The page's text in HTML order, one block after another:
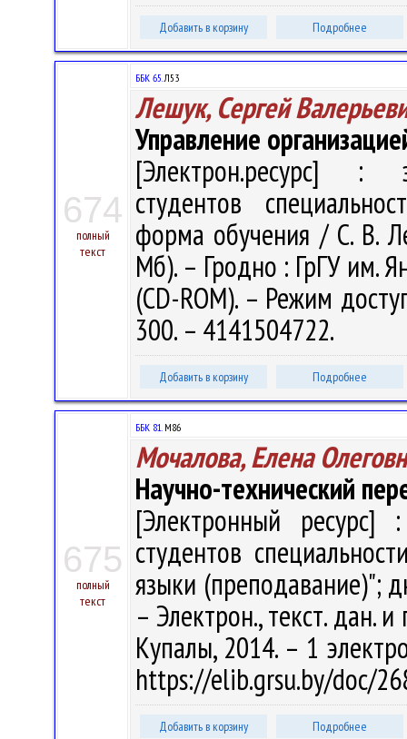
Добавить в корзину Подробнее
674
полный
текст
ББК 65.Л53
Лешук, Сергей
Управление
[Электрон.ресурс] :
студентов
форма обучения / С. В.
Мб). – Гродно : ГрГУ им.
(CD-ROM). – Режим
300. – 4141504722.
Добавить в корзину Подробнее
675
полный
текст
ББК 81.М86
Мочалова, Елена
Научно-технический
[Электронный ресурс]
студентов
языки (преподавание)";
– Электрон., текст. дан.
Купалы, 2014. – 1
https://elib.grsu.by/doc/
Добавить в корзину Подробнее